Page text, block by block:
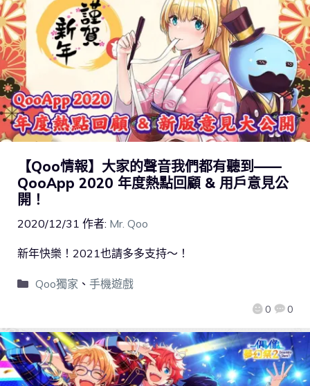
【Qoo情報】大家的聲音我們都有聽到——
QooApp 2020 年度熱點回顧 & 用戶意見公
開！
2020/12/31 作者: Mr. Qoo
0 0
新年快樂！2021也請多多支持～！
Qoo獨家 、 手機遊戲